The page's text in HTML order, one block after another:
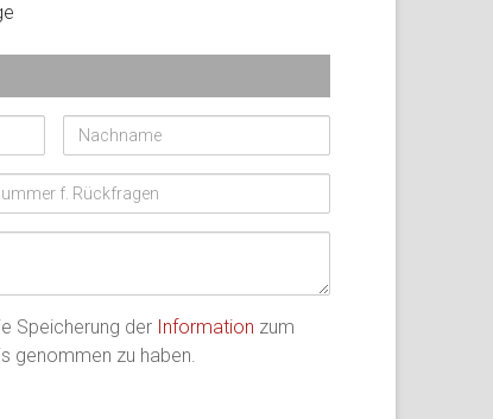
Nachname
Speicherung der Information zum
genommen zu haben.